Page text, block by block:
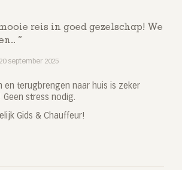
reis in goed gezelschap! We
september 2025
en terugbrengen naar huis is zeker
stress nodig.
Gids & Chauffeur!